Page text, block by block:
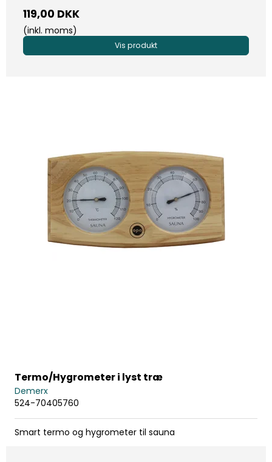
119,00 DKK
(inkl. moms)
Vis produkt
Termo/Hygrometer i lyst træ
Demerx
524-70405760
Smart termo og hygrometer til sauna